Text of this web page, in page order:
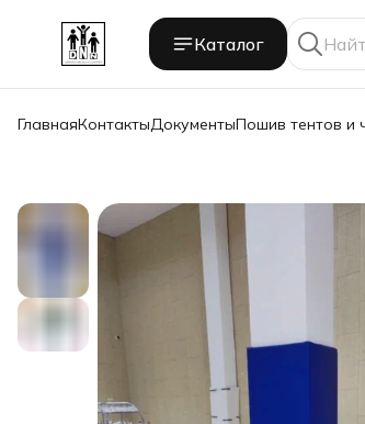
Каталог
ГлавнаяКонтактыДокументыПошив тентов и